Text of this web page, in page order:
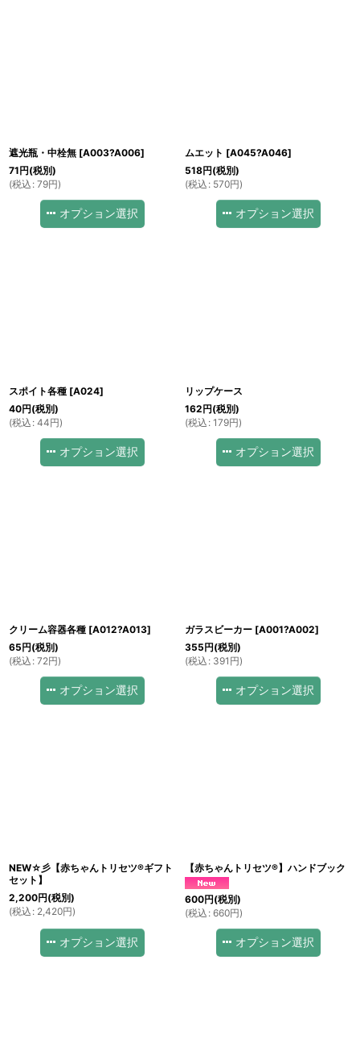
遮光瓶・中栓無 [A003?A006]
71円(税別)
(税込 : 79円)
オプション選択
ムエット [A045?A046]
518円(税別)
(税込 : 570円)
オプション選択
スポイト各種 [A024]
40円(税別)
(税込 : 44円)
オプション選択
リップケース
162円(税別)
(税込 : 179円)
オプション選択
クリーム容器各種 [A012?A013]
65円(税別)
(税込 : 72円)
オプション選択
ガラスビーカー [A001?A002]
355円(税別)
(税込 : 391 円)
オプション選択
NEW☆彡【赤ちゃんトリセツ®ギフト
セット】
2,200円(税別)
(税込 : 2,420円)
オプション選択
【赤ちゃんトリセツ®】ハンドブック
600円(税別)
(税込 : 660円)
オプション選択